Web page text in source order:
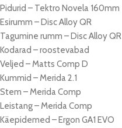
Pidurid – Tektro Novela 160mm
Esirumm – Disc Alloy QR
Tagumine rumm – Disc Alloy QR
Kodarad – roostevabad
Veljed – Matts Comp D
Kummid – Merida 2.1
Stem – Merida Comp
Leistang – Merida Comp
Käepidemed – Ergon GA1 EVO